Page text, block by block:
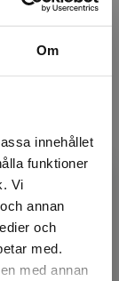
Om
innehållet
funktioner
Vi
annan
och
med.
med annan
för